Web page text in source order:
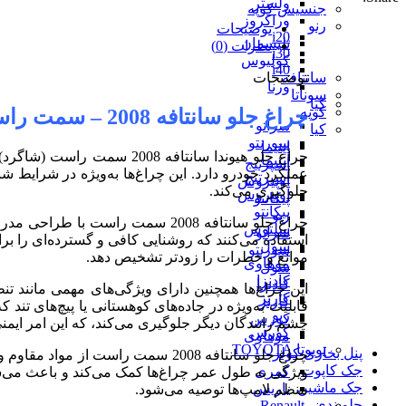
جنسیس کوپه
رنو
تلیسمان
کولیوس
سانتافه
سوناتا
کوپه
کیا
اپتیما
اسپرتیج
اوپیروس
پیکانتو
ریو
سراتو
سورنتو
سول
کادنزا
کارنز
کورس
موهاوی
پنل بخاری کولر
جک کاپوت
جک ماشین
ولستر
وراکروز
i20
i30
i40
ورنا
کیا
سراتو
سورنتو
اپتیما
اسپرتیج
اوپیروس
پیکانتو
سلتوس
سول
موهاوی
کادنزا
کارنز
ریو
کورس
تویوتا TOYOTA
کمری
یاریس
توضیحات
نظرات (0)
توضیحات
چراغ جلو سانتافه 2008 – سمت راست (شاگرد)
چراغ جلو هیوندا
عملکرد خودرو دارد. این چراغ‌ها به‌ویژه در شرایط
جلوگیری می‌کند.
استفاده می‌کنند که روشنایی کافی و گسترده‌ای را
موانع و خطرات را زودتر تشخیص دهد.
این چراغ‌ها همچنین دارای ویژگی‌های مهمی مانند
قابلیت به‌ویژه در جاده‌های کوهستانی یا پیچ‌های
چشم رانندگان دیگر جلوگیری می‌کند، که این امر
چراغ جلو سانتافه 2008 سمت
ویژگی به طول عمر چراغ‌ها کمک می‌کند و باعث
منظم لامپ‌ها توصیه می‌شود.